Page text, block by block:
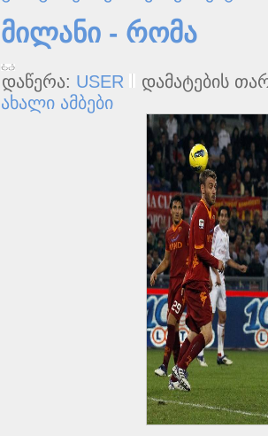
მილანი - რომა
დაწერა: USER
დამატების
ახალი ამბები